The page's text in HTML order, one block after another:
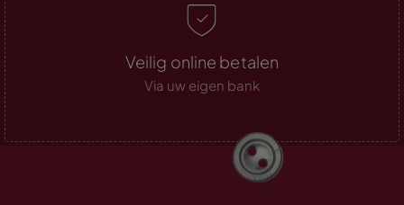
Veilig online betalen
Via uw eigen bank